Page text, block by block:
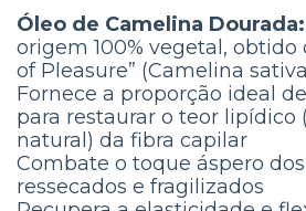
Óleo de Camelina Dourada:
origem 100% vegetal, obtido
of Pleasure” (Camelina
Fornece a proporção ideal
para restaurar o teor lipídico
natural) da fibra capilar
Combate o toque áspero
ressecados e fragilizados